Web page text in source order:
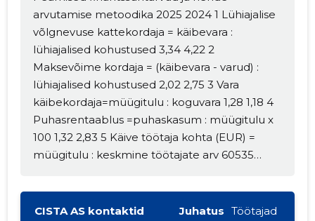
arvutamise metoodika 2025 2024 1 Lühiajalise
võlgnevuse kattekordaja = käibevara :
lühiajalised kohustused 3,34 4,22 2
Maksevõime kordaja = (käibevara - varud) :
lühiajalised kohustused 2,02 2,75 3 Vara
käibekordaja=müügitulu : koguvara 1,28 1,18 4
Puhasrentaablus =puhaskasum : müügitulu x
100 1,32 2,83 5 Käive töötaja kohta (EUR) =
müügitulu : keskmine töötajate arv 60535
CISTA AS kontaktid Juhatus Töötajad